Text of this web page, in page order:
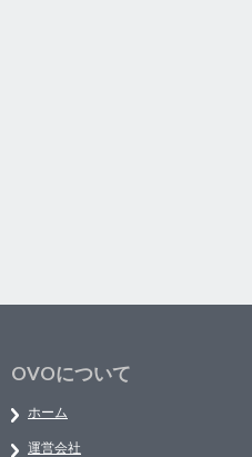
OVOについて
ホーム
運営会社